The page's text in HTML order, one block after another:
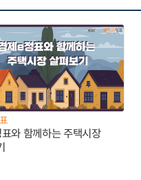
와 함께하는 주택시장